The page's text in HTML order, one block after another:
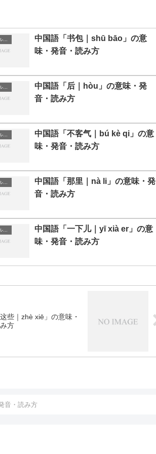
中国語「书包｜shū bāo」の意
味・発音・読み方
中国語「后｜hòu」の意味・発
音・読み方
中国語「不客气｜bú kè qi」の意
味・発音・読み方
中国語「那里｜nà li」の意味・発
音・読み方
中国語「一下儿｜yī xià er」の意
味・発音・読み方
些｜zhè xiē」の意味・
方
音・読み方